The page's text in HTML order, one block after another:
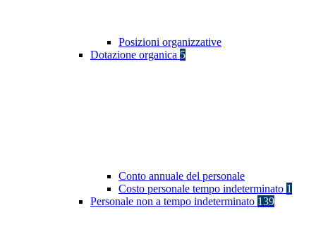
Posizioni organizzative
Dotazione organica 5
Conto annuale del personale
Costo personale tempo indeterminato 1
Personale non a tempo indeterminato 139